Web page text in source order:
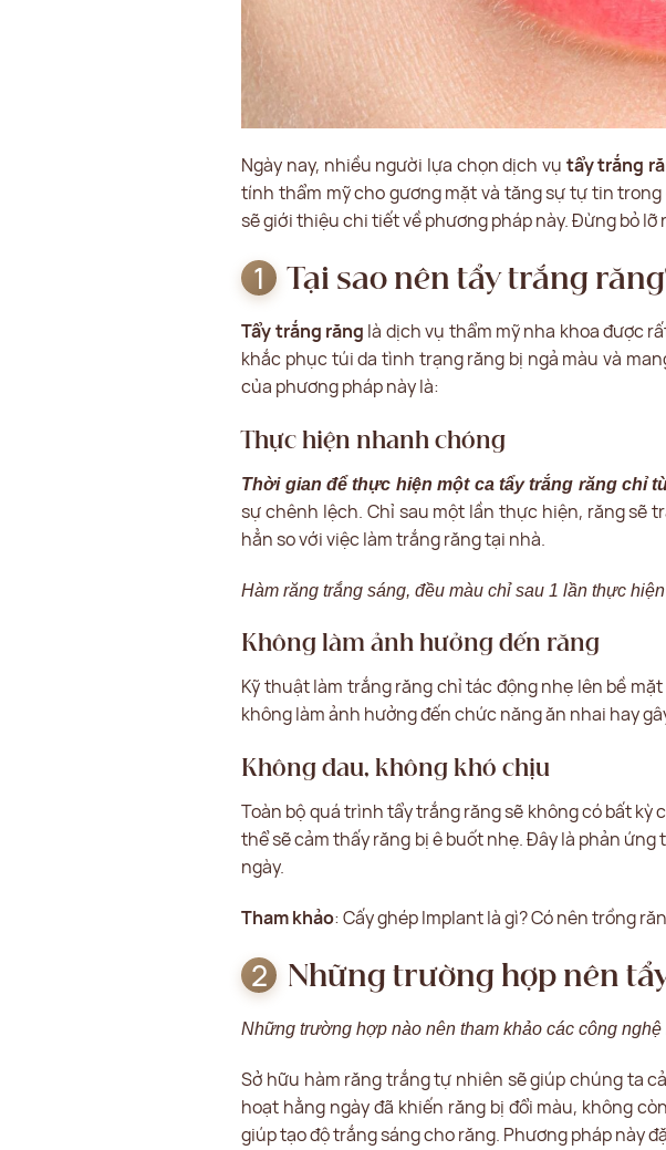
Ngày nay, nhiều người lựa chọn dịch vụ tẩy trắng
tính thẩm mỹ cho gương mặt và tăng sự tự tin
sẽ giới thiệu chi tiết về phương pháp này. Đừng bỏ lỡ
Tại sao nên tẩy trắng
Tẩy trắng răng là dịch vụ thẩm mỹ nha khoa được
khắc phục túi da tình trạng răng bị ngả màu và
của phương pháp này là:
Thực hiện nhanh chóng
Thời gian để thực hiện một ca tẩy trắng răng chỉ
sự chênh lệch. Chỉ sau một lần thực hiện, răng sẽ
hẳn so với việc làm trắng răng tại nhà.
Hàm răng trắng sáng, đều màu chỉ sau 1 lần thực hiện
Không làm ảnh hưởng đến răng
Kỹ thuật làm trắng răng chỉ tác động nhẹ lên bề
không làm ảnh hưởng đến chức năng ăn nhai hay
Không đau, không khó chịu
Toàn bộ quá trình tẩy trắng răng sẽ không có bất
thể sẽ cảm thấy răng bị ê buốt nhẹ. Đây là phản
ngày.
Tham khảo:Cấy ghép Implant là gì? Có nên trồng
Những trường hợp nên
Những trường hợp nào nên tham khảo các công nghệ
Sở hữu hàm răng trắng tự nhiên sẽ giúp chúng ta
hoạt hằng ngày đã khiến răng bị đổi màu, không
giúp tạo độ trắng sáng cho răng. Phương pháp này